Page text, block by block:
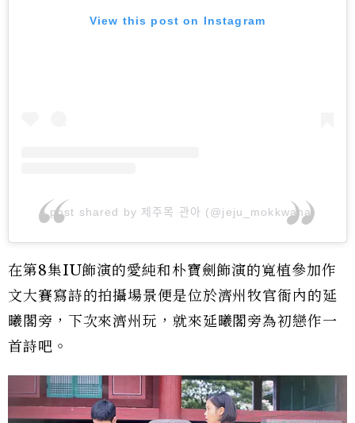
View this post on Instagram
A post shared by 제주목 관아 (@jeju_mokkwana)
在第8集IU飾演的愛純和朴寶劍飾演的寬植參加作
文大賽寫詩的拍攝場景便是位於濟州牧官衙內的延
曦閣旁，下次來濟州玩，就來延曦閣旁為初戀作一
首詩吧。